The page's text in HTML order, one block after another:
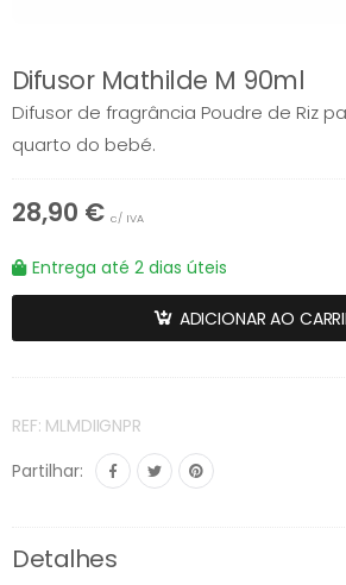
Difusor Mathilde M 90ml
Difusor de fragrância Poudre de Riz
quarto do bebé.
28,90 € c/ IVA
Entrega até 2 dias úteis
ADICIONAR AO
REF: MLMDIIGNPR
Partilhar:
Detalhes